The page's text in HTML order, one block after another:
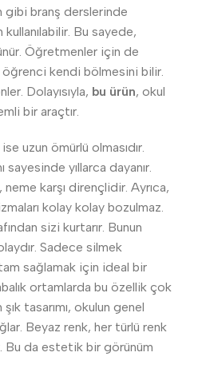
gibi branş derslerinde
Bu sayede,
Öğretmenler için de
öğrenci kendi bölmesini bilir.
Dolayısıyla, bu ürün, okul
bir araçtır.
uzun ömürlü olmasıdır.
sayesinde yıllarca dayanır.
neme karşı dirençlidir. Ayrıca,
kolay kolay bozulmaz.
sizi kurtarır. Bunun
Sadece silmek
sağlamak için ideal bir
ortamlarda bu özellik çok
tasarımı, okulun genel
Beyaz renk, her türlü renk
Bu da estetik bir görünüm